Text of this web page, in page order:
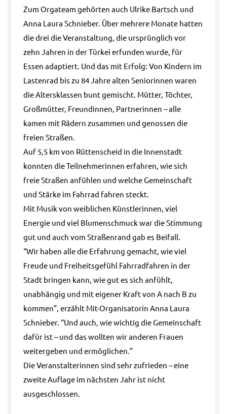
Zum Orgateam gehörten auch Ulrike Bartsch und
Anna Laura Schnieber. Über mehrere Monate hatten
die drei die Veranstaltung, die ursprünglich vor
zehn Jahren in der Türkei erfunden wurde, für
Essen adaptiert. Und das mit Erfolg: Von Kindern im
Lastenrad bis zu 84 Jahre alten Seniorinnen waren
die Altersklassen bunt gemischt. Mütter, Töchter,
Großmütter, Freundinnen, Partnerinnen – alle
kamen mit Rädern zusammen und genossen die
freien Straßen.
Auf 5,5 km von Rüttenscheid in die Innenstadt
konnten die Teilnehmerinnen erfahren, wie sich
freie Straßen anfühlen und welche Gemeinschaft
und Stärke im Fahrrad fahren steckt.
Mit Musik von weiblichen Künstlerinnen, viel
Energie und viel Blumenschmuck war die Stimmung
gut und auch vom Straßenrand gab es Beifall.
“Wir haben alle die Erfahrung gemacht, wie viel
Freude und Freiheitsgefühl Fahrradfahren in der
Stadt bringen kann, wie gut es sich anfühlt,
unabhängig und mit eigener Kraft von A nach B zu
kommen”, erzählt Mit-Organisatorin Anna Laura
Schnieber. “Und auch, wie wichtig die Gemeinschaft
dafür ist – und das wollten wir anderen Frauen
weitergeben und ermöglichen.”
Die Veranstalterinnen sind sehr zufrieden – eine
zweite Auflage im nächsten Jahr ist nicht
ausgeschlossen.